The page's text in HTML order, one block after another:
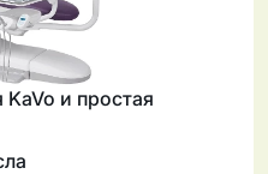
и простая